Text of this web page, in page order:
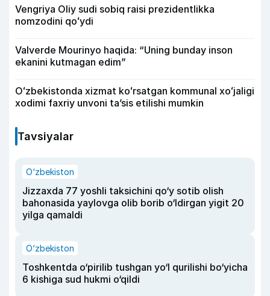
Vengriya Oliy sudi sobiq raisi prezidentlikka
nomzodini qoʻydi
Valverde Mourinyo haqida: “Uning bunday inson
ekanini kutmagan edim”
Oʻzbekistonda xizmat koʻrsatgan kommunal xoʻjaligi
xodimi faxriy unvoni taʼsis etilishi mumkin
Tavsiyalar
O‘zbekiston
Jizzaxda 77 yoshli taksichini qo‘y sotib olish
bahonasida yaylovga olib borib o‘ldirgan yigit 20
yilga qamaldi
O‘zbekiston
Toshkentda o‘pirilib tushgan yo‘l qurilishi bo‘yicha
6 kishiga sud hukmi o‘qildi